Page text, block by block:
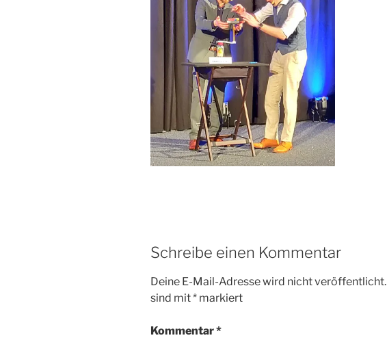
Schreibe einen Kommentar
Deine E-Mail-Adresse wird nicht veröffentlicht.
sind mit* markiert
Kommentar*